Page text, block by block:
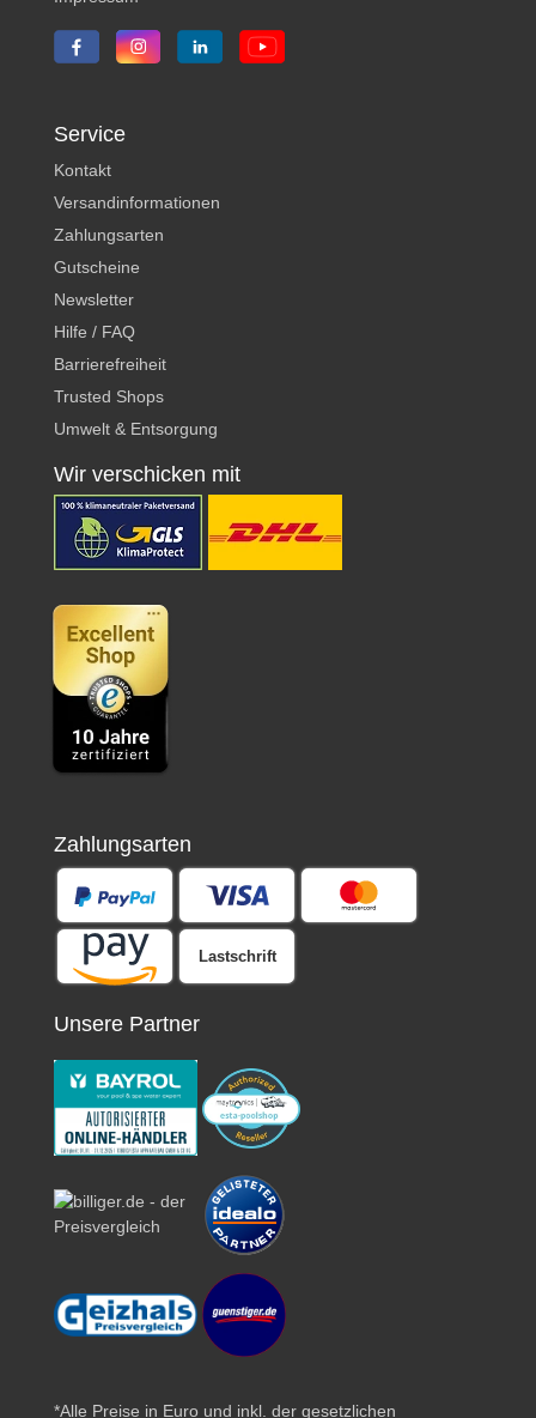
Service
Kontakt
Versandinformationen
Zahlungsarten
Gutscheine
Newsletter
Hilfe / FAQ
Barrierefreiheit
Trusted Shops
Umwelt & Entsorgung
Wir verschicken mit
Zahlungsarten
Lastschrift
Unsere Partner
*Alle Preise in Euro und inkl. der gesetzlichen